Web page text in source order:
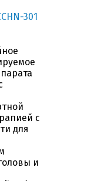
301
c
для
и